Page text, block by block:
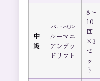
中
級
バーベル
ルーマニ
アンデッ
ドリフト
8〜
10
回
×3
セ
ッ
ト